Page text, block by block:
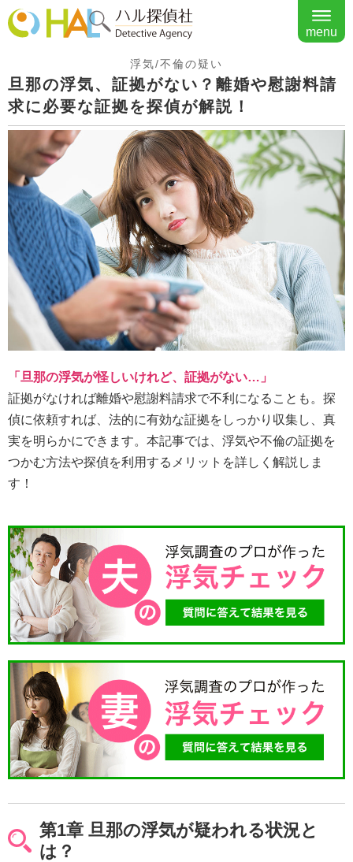
menu
浮気/不倫の疑い
旦那の浮気、証拠がない？離婚や慰謝料請
求に必要な証拠を探偵が解説！
「旦那の浮気が怪しいけれど、証拠がない…」
証拠がなければ離婚や慰謝料請求で不利になることも。探
偵に依頼すれば、法的に有効な証拠をしっかり収集し、真
実を明らかにできます。本記事では、浮気や不倫の証拠を
つかむ方法や探偵を利用するメリットを詳しく解説しま
す！
第1章 旦那の浮気が疑われる状況と
は？